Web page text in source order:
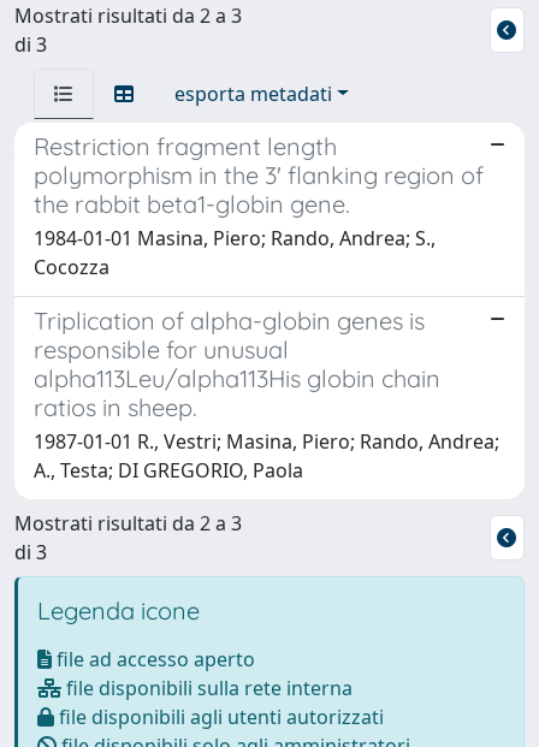
Mostrati risultati da 2 a 3
di 3
esporta metadati
Restriction fragment length
polymorphism in the 3' flanking region of
the rabbit beta1-globin gene.
1984-01-01 Masina, Piero; Rando, Andrea; S.,
Cocozza
Triplication of alpha-globin genes is
responsible for unusual
alpha113Leu/alpha113His globin chain
ratios in sheep.
1987-01-01 R., Vestri; Masina, Piero; Rando, Andrea;
A., Testa; DI GREGORIO, Paola
Mostrati risultati da 2 a 3
di 3
Legenda icone
file ad accesso aperto
file disponibili sulla rete interna
file disponibili agli utenti autorizzati